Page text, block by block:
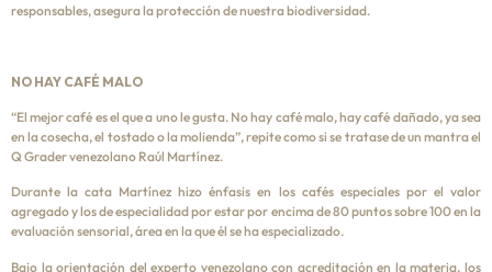
responsables, asegura la protección de nuestra biodiversidad.
NO HAY CAFÉ MALO
“El mejor café es el que a uno le gusta. No hay café malo, hay café dañado, ya sea
en la cosecha, el tostado o la molienda”, repite como si se tratase de un mantra el
Q Grader venezolano Raúl Martínez.
Durante la cata Martínez hizo énfasis en los cafés especiales por el valor
agregado y los de especialidad por estar por encima de 80 puntos sobre 100 en la
evaluación sensorial, área en la que él se ha especializado.
Bajo la orientación del experto venezolano con acreditación en la materia, los